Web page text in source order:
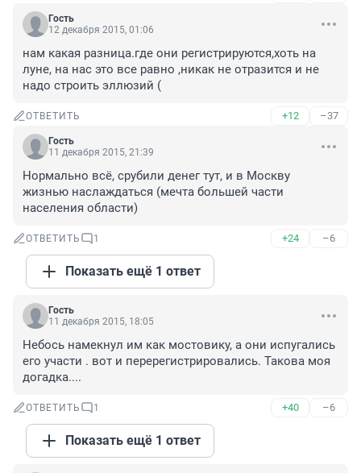
Гость
12 декабря 2015, 01:06
нам какая разница.где они регистрируются,хоть на
луне, на нас это все равно ,никак не отразится и не
надо строить эллюзий (
ОТВЕТИТЬ +12 –37
Гость
11 декабря 2015, 21:39
Нормально всё, срубили денег тут, и в Москву
жизнью наслаждаться (мечта большей части
населения области)
ОТВЕТИТЬ 1 +24 –6
Показать ещё 1 ответ
Гость
11 декабря 2015, 18:05
Небось намекнул им как мостовику, а они испугались
его участи . вот и перерегистрировались. Такова моя
догадка....
ОТВЕТИТЬ 1 +40 –6
Показать ещё 1 ответ